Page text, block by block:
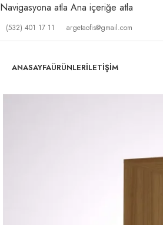
Navigasyona atla Ana içeriğe atla
(532) 401 17 11 argetaofis@gmail.com
ANASAYFAÜRÜNLERİLETIŞIM